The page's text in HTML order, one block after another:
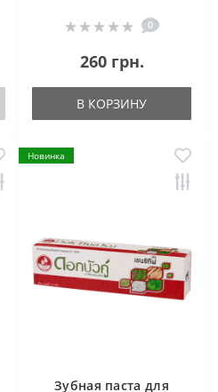
0
260 грн.
В КОРЗИНУ
Новинка
Зубная паста для